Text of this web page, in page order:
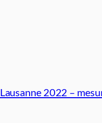
2022 –